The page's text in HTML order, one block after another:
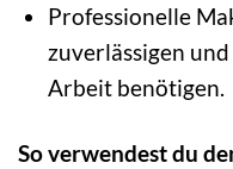
Professionelle
zuverlässigen
Arbeit benötigen.
So verwendest du